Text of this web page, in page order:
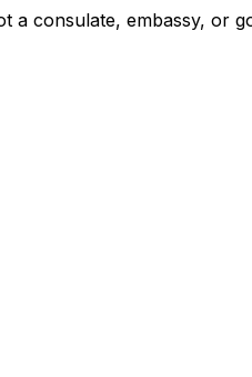
consulate, embassy, or